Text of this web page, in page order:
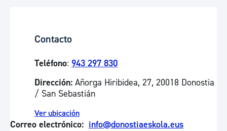
Contacto
Teléfono: 943 297 830
Dirección: Añorga Hiribidea, 27, 20018 Donostia
/ San Sebastián
Ver ubicación
Correo electrónico: info@donostiaeskola.eus